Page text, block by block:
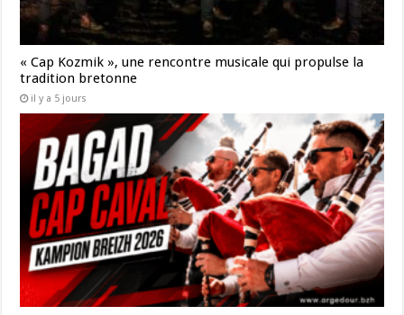
« Cap Kozmik », une rencontre musicale qui propulse la
tradition bretonne
il y a 5 jours